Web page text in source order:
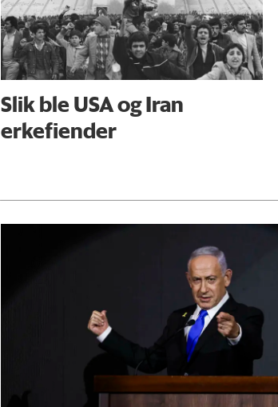
Slik ble USA og Iran
erkefiender